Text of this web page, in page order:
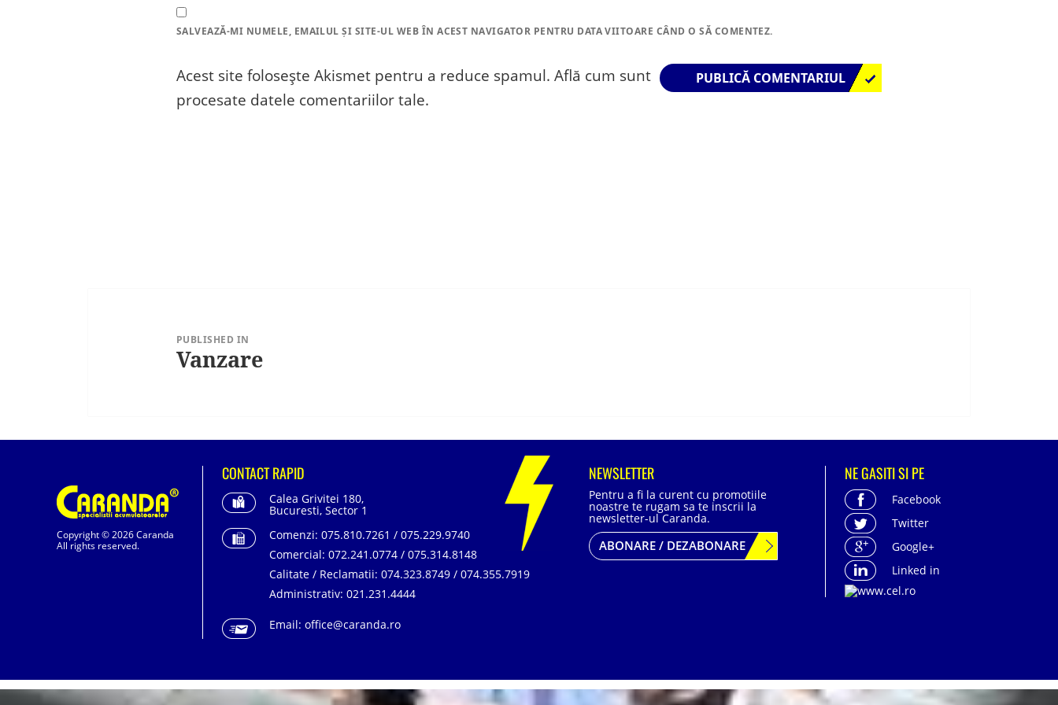
SALVEAZĂ-MI NUMELE, EMAILUL ȘI SITE-UL WEB ÎN ACEST NAVIGATOR PENTRU DATA VIITOARE CÂND O SĂ COMENTEZ.
Acest site folosește Akismet pentru a reduce spamul. Află cum sunt
procesate datele comentariilor tale.
PUBLISHED IN
Vanzare
Copyright © 2026 Caranda
All rights reserved.
CONTACT RAPID
Calea Grivitei 180,
Bucuresti, Sector 1
Comenzi: 075.810.7261 / 075.229.9740
Comercial: 072.241.0774 / 075.314.8148
Calitate / Reclamatii: 074.323.8749 / 074.355.7919
Administrativ: 021.231.4444
Email: office@caranda.ro
NEWSLETTER
Pentru a fi la curent cu promotiile
noastre te rugam sa te inscrii la
newsletter-ul Caranda.
ABONARE / DEZABONARE
NE GASITI SI PE
Facebook
Twitter
Google+
Linked in
SC. CARANDA BATERII SRL. | SR EN ISO 9001:2015, SR EN ISO 14001:2015, SR ISO 45001:2018 | | Prelucrarea datelor cu caracter personal | Politica de confidentialitate